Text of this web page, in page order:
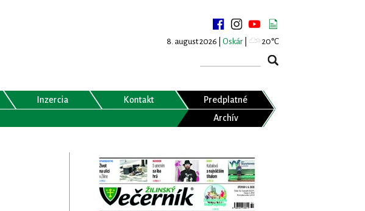
8. august 2026 | Oskár 20°C
Inzercia Kontakt
Predplatné
Archív